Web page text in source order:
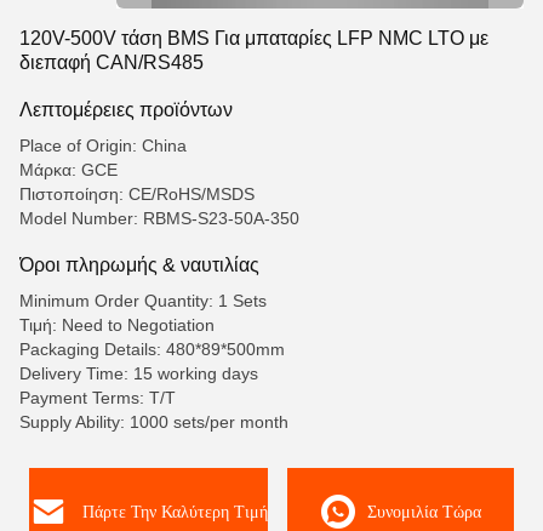
120V-500V τάση BMS Για μπαταρίες LFP NMC LTO με
διεπαφή CAN/RS485
Λεπτομέρειες προϊόντων
Place of Origin: China
Μάρκα: GCE
Πιστοποίηση: CE/RoHS/MSDS
Model Number: RBMS-S23-50A-350
Όροι πληρωμής & ναυτιλίας
Minimum Order Quantity: 1 Sets
Τιμή: Need to Negotiation
Packaging Details: 480*89*500mm
Delivery Time: 15 working days
Payment Terms: T/T
Supply Ability: 1000 sets/per month
Πάρτε Την Καλύτερη Τιμή Συνομιλία Τώρα